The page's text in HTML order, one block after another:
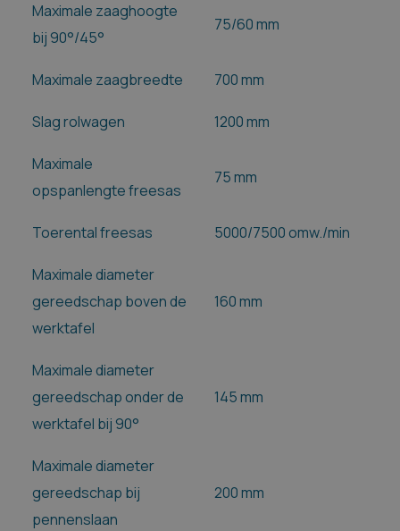
Maximale zaaghoogte
bij 90°/45°
75/60 mm
Maximale zaagbreedte 700 mm
Slag rolwagen 1200 mm
Maximale
opspanlengte freesas
75 mm
Toerental freesas 5000/7500 omw./min
Maximale diameter
gereedschap boven de
werktafel
160 mm
Maximale diameter
gereedschap onder de
werktafel bij 90°
145 mm
Maximale diameter
gereedschap bij
pennenslaan
200 mm